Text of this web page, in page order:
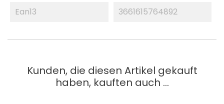
Ean13 3661615764892
Kunden, die diesen Artikel gekauft
haben, kauften auch ...